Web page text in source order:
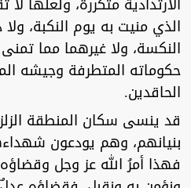
الذي منيت به يوم النكبة،
النكسة، ولا غيرهما مما
حكوماته المتطرفة وجيشه
الحاقدين.
قد ينسى سكان المنطقة
بنيانهم، وهم يودعون
فهذا أمرُ الله عز وجل